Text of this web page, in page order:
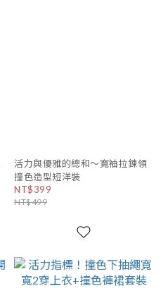
活力與優雅的總和～寬袖拉鍊領
撞色造型短洋裝
NT$399
NT$499